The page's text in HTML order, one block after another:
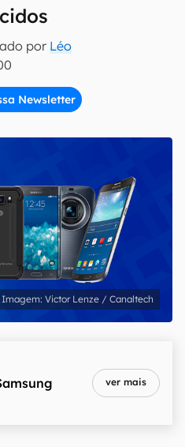
por Léo
Newsletter
se
com os Termos de
do Canaltech.
Victor Lenze / Canaltech
ver mais